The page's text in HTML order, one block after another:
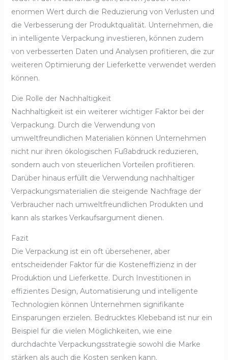
enormen Wert durch die Reduzierung von Verlusten und
die Verbesserung der Produktqualität. Unternehmen, die
in intelligente Verpackung investieren, können zudem
von verbesserten Daten und Analysen profitieren, die zur
weiteren Optimierung der Lieferkette verwendet werden
können.
Die Rolle der Nachhaltigkeit
Nachhaltigkeit ist ein weiterer wichtiger Faktor bei der
Verpackung. Durch die Verwendung von
umweltfreundlichen Materialien können Unternehmen
nicht nur ihren ökologischen Fußabdruck reduzieren,
sondern auch von steuerlichen Vorteilen profitieren.
Darüber hinaus erfüllt die Verwendung nachhaltiger
Verpackungsmaterialien die steigende Nachfrage der
Verbraucher nach umweltfreundlichen Produkten und
kann als starkes Verkaufsargument dienen.
Fazit
Die Verpackung ist ein oft übersehener, aber
entscheidender Faktor für die Kosteneffizienz in der
Produktion und Lieferkette. Durch Investitionen in
effizientes Design, Automatisierung und intelligente
Technologien können Unternehmen signifikante
Einsparungen erzielen. Bedrucktes Klebeband ist nur ein
Beispiel für die vielen Möglichkeiten, wie eine
durchdachte Verpackungsstrategie sowohl die Marke
stärken als auch die Kosten senken kann.